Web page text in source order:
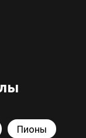
Пионы